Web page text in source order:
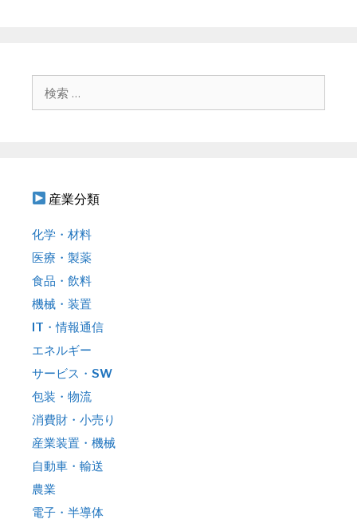
産業分類
化学・材料
医療・製薬
食品・飲料
機械・装置
IT・情報通信
エネルギー
サービス・SW
包装・物流
消費財・小売り
産業装置・機械
自動車・輸送
農業
電子・半導体